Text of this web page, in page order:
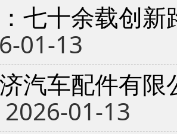
七十余载创
01-13
汽车配件有
2026-01-13